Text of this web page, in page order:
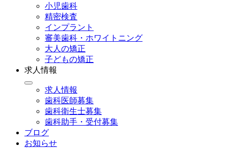
小児歯科
精密検査
インプラント
審美歯科・ホワイトニング
大人の矯正
子どもの矯正
求人情報
求人情報
歯科医師募集
歯科衛生士募集
歯科助手・受付募集
ブログ
お知らせ